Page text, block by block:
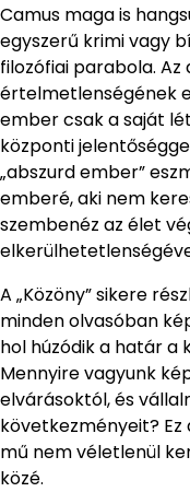
Camus maga is
egyszerű krimi vagy
filozófiai parabola. Az
értelmetlenségének
ember csak a saját
központi
„abszurd ember”
emberé, aki nem
szembenéz az élet
A „Közöny” sikere
minden olvasóban
hol húzódik a határ a
Mennyire vagyunk
elvárásoktól, és
következményeit? Ez
mű nem véletlenül
közé.